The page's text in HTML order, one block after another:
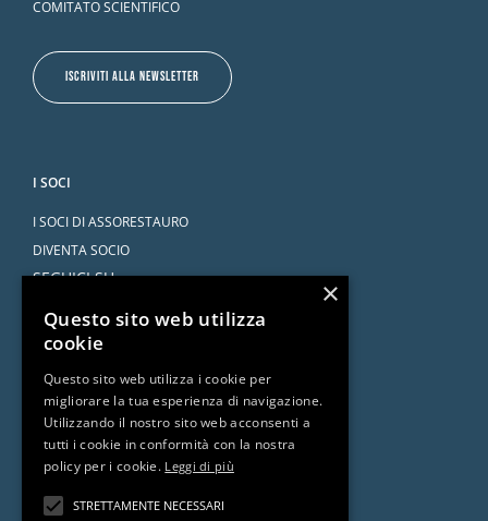
COMITATO SCIENTIFICO
ISCRIVITI ALLA NEWSLETTER
I SOCI
I SOCI DI ASSORESTAURO
DIVENTA SOCIO
SEGUICI SU
SERVIZI
CONVENZIONI
L’AVVOCATO RISPONDE
DOCUMENTI E RISORSE
×
Questo sito web utilizza
cookie
Questo sito web utilizza i cookie per
migliorare la tua esperienza di navigazione.
Utilizzando il nostro sito web acconsenti a
tutti i cookie in conformità con la nostra
policy per i cookie. Leggi di più
STRETTAMENTE NECESSARI